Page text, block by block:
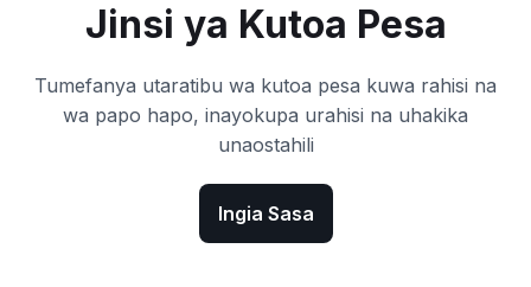
Jinsi ya Kutoa Pesa
Tumefanya utaratibu wa kutoa pesa kuwa rahisi na
wa papo hapo, inayokupa urahisi na uhakika
unaostahili
Ingia Sasa